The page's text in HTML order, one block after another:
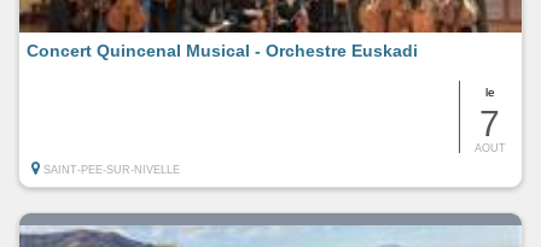
le
7
AOUT
Concert Quincenal Musical - Orchestre Euskadi
SAINT-PEE-SUR-NIVELLE